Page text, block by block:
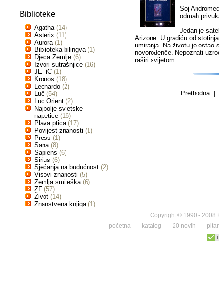
Biblioteke
Agatha (14)
Asterix (11)
Aurora (1)
Biblioteka bilingva (1)
Djeca Zemlje (6)
Izvori sutrašnjice (16)
JETiC (1)
Kronos (18)
Leonardo (2)
Luč (54)
Luc Orient (2)
Najbolje svjetske
napetice (16)
Plava ptica (17)
Povijest znanosti (1)
Press (1)
Sana (8)
Sapiens (6)
Sirius (6)
Sjećanja na budućnost (2)
Visovi znanosti (5)
Zemlja smiješka (6)
ZF (57)
Život (14)
Znanstvena knjiga (1)
Soj
odmah
Jedan je
Arizone. U gradiću od
umiranja. Na životu je ostao
novorođenče. Nepoznati
raširi svijetom.
Prethodna
Copyright © 1990 - 2008
početna
katalog 20 novih